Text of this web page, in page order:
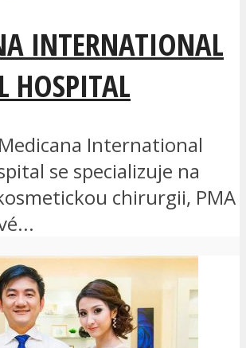
INTERNATIONAL
HOSPITAL
International
se specializuje na
chirurgii, PMA